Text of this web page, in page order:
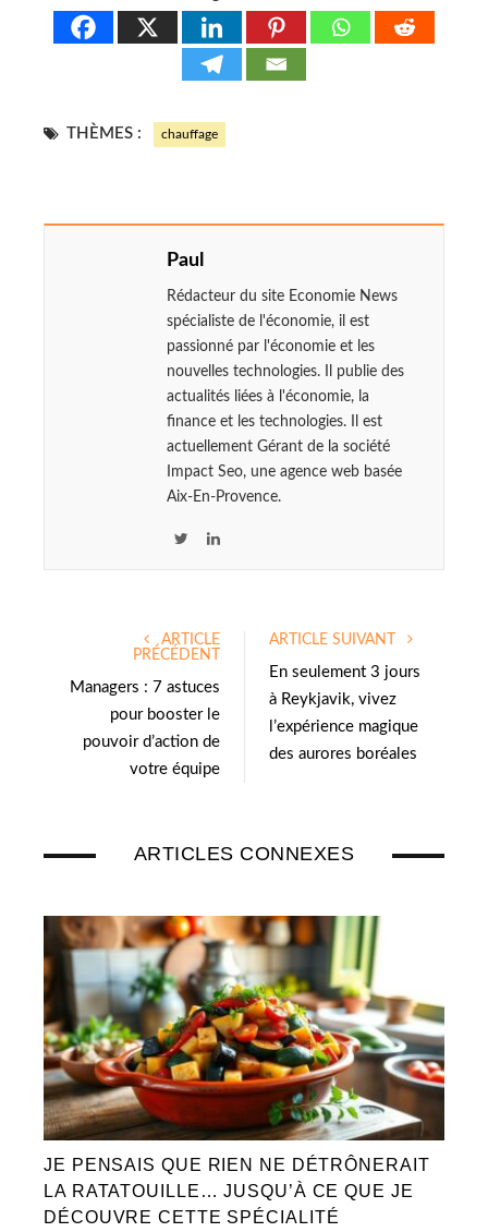
THÈMES : chauffage
Paul
Rédacteur du site Economie News
spécialiste de l'économie, il est
passionné par l'économie et les
nouvelles technologies. Il publie des
actualités liées à l'économie, la
finance et les technologies. Il est
actuellement Gérant de la société
Impact Seo, une agence web basée
Aix-En-Provence.
t
r
L
e
n
ARTICLE
PRÉCÉDENT
Managers : 7 astuces
pour booster le
pouvoir d’action de
votre équipe
ARTICLE SUIVANT
En seulement 3 jours
à Reykjavik, vivez
l’expérience magique
des aurores boréales
ARTICLES CONNEXES
JE PENSAIS QUE RIEN NE DÉTRÔNERAIT
LA RATATOUILLE… JUSQU’À CE QUE JE
DÉCOUVRE CETTE SPÉCIALITÉ